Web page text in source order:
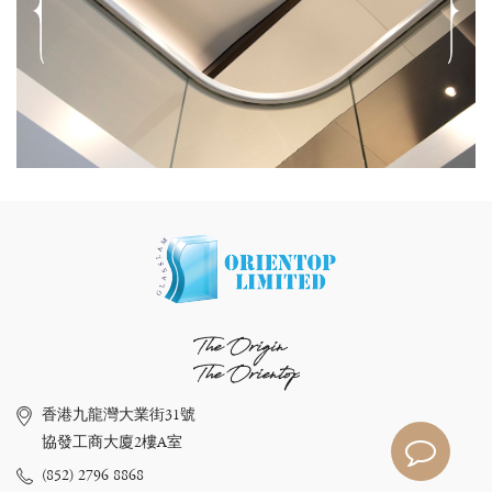
The Origin
The Orientop
香港九龍灣大業街31號
協發工商大廈2樓A室
(852) 2796 8868